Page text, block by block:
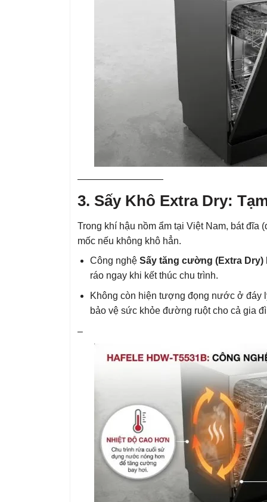
—————————
3. Sấy Khô Extra Dry:
Trong khí hậu nồm ẩm tại Việt Nam, bát đĩa
mốc nếu không khô hẳn.
Công nghệ Sấy tăng cường (Extra Dry)
ráo ngay khi kết thúc chu trình.
Không còn hiện tượng đọng nước ở đáy
bảo vệ sức khỏe đường ruột cho cả gia
–